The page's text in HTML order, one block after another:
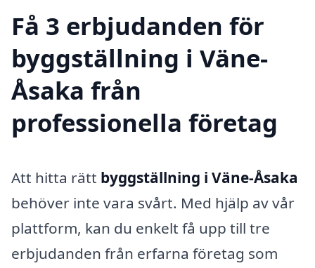
Få 3 erbjudanden för
byggställning i Väne-
Åsaka från
professionella företag
Att hitta rätt byggställning i Väne-Åsaka
behöver inte vara svårt. Med hjälp av vår
plattform, kan du enkelt få upp till tre
erbjudanden från erfarna företag som